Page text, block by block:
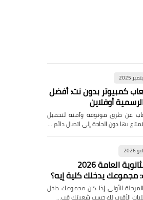
كمبيوتر بدون نت: أفضل
أوفلاين
عن طرق موثوقة وآمنة لتحميل
بها دون الحاجة إلى اتصال دائم …
تنسيق الثانوية العامة 2026
مجموعك يدخلك كلية إيه؟
الأولى إذا كان مجموعك داخل
الأقرب لك حسب شعبتك قب…